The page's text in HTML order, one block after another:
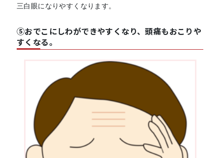
三白眼になりやすくなります。
⑤おでこにしわができやすくなり、頭痛もおこりや
すくなる。